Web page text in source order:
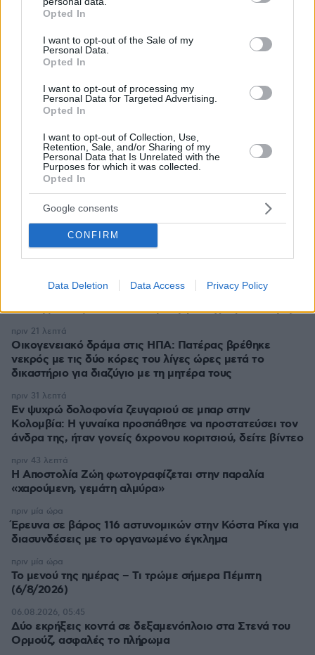
grant or deny consent to Google and its third-party tags to
use your data for below specified purposes in below Google
consent section.
Opted In
I want to opt-out of the Sale of my
Personal Data.
Opted In
I want to opt-out of processing my
Personal Data for Targeted Advertising.
Opted In
I want to opt-out of Collection, Use,
Retention, Sale, and/or Sharing of my
Personal Data that Is Unrelated with the
Purposes for which it was collected.
Opted In
Google consents
CONFIRM
Data Deletion Data Access Privacy Policy
* Υποχρεωτικά πεδία
ΡΟΗ ΕΙΔΗΣΕΩΝ
Ειδήσεις Δημοφιλή
Φωτιά στο Λασίθι, κοντά στον οικισμό Καρύδι, 112 για
ετοιμότητα
πριν 8 λεπτά
Ο Κριστιάνο Ρονάλντο φωτογραφήθηκε με τα πολυτελή
αυτοκίνητά του: «Τα παιχνίδια μου» έγραψε για τις
Ferrari, τις McLaren, τις Mercedes και τις Bugatti
πριν 9 λεπτά
ΑΝΝΑ ΔΙΑΜΑΝΤΟΠΟΥΛΟΥ
Ψευδής τίτλος. Κατασκευασμένη φωτογραφία. Είδηση;
Οικογενειακό δράμα στις ΗΠΑ: Πατέρας βρέθηκε
νεκρός με τις δύο κόρες του λίγες ώρες μετά το
δικαστήριο για διαζύγιο με τη μητέρα τους
πριν 21 λεπτά
Εν ψυχρώ δολοφονία ζευγαριού σε μπαρ στην
Κολομβία: Η γυναίκα προσπάθησε να προστατεύσει τον
άνδρα της, ήταν γονείς 6χρονου κοριτσιού, δείτε βίντεο
πριν 31 λεπτά
H Αποστολία Ζώη φωτογραφίζεται στην παραλία
«χαρούμενη, γεμάτη αλμύρα»
πριν 43 λεπτά
Έρευνα σε βάρος 116 αστυνομικών στην Κόστα Ρίκα για
διασυνδέσεις με το οργανωμένο έγκλημα
πριν μία ώρα
Το μενού της ημέρας – Τι τρώμε σήμερα Πέμπτη
(6/8/2026)
πριν μία ώρα
Δύο εκρήξεις κοντά σε δεξαμενόπλοιο στα Στενά του
Ορμούζ, ασφαλές το πλήρωμα
06.08.2026, 05:45